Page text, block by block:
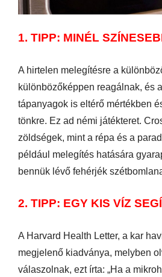
1. TIPP: MINÉL
A hirtelen melegítésre a
különbözőképpen reagálnak, és
tápanyagok is eltérő mértékben
tönkre. Ez ad némi játékteret.
zöldségek, mint a répa és a
például melegítés hatására
bennük lévő fehérjék
2. TIPP: EGY KIS VÍZ
A Harvard Health Letter, a kar
megjelenő kiadványa, melyben
válaszolnak, ezt írta: „Ha a